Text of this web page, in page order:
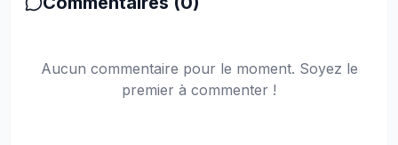
Aucun commentaire pour le moment. Soyez le
premier à commenter !